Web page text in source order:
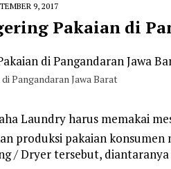
9, 2017
Pakaian di
Pangandaran Jawa Barat
Laundry harus memakai
produksi pakaian konsumen
/ Dryer tersebut,